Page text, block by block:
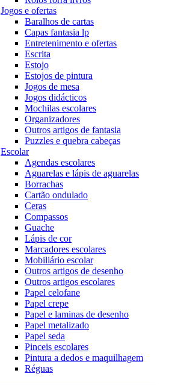
Jogos e ofertas
Baralhos de cartas
Capas fantasia lp
Entretenimento e ofertas
Escrita
Estojo
Estojos de pintura
Jogos de mesa
Jogos didácticos
Mochilas escolares
Organizadores
Outros artigos de fantasia
Puzzles e quebra cabeças
Escolar
Agendas escolares
Aguarelas e lápis de aguarelas
Borrachas
Cartão ondulado
Ceras
Compassos
Guache
Lápis de cor
Marcadores escolares
Mobiliário escolar
Outros artigos de desenho
Outros artigos escolares
Papel celofane
Papel crepe
Papel e laminas de desenho
Papel metalizado
Papel seda
Pinceis escolares
Pintura a dedos e maquilhagem
Réguas